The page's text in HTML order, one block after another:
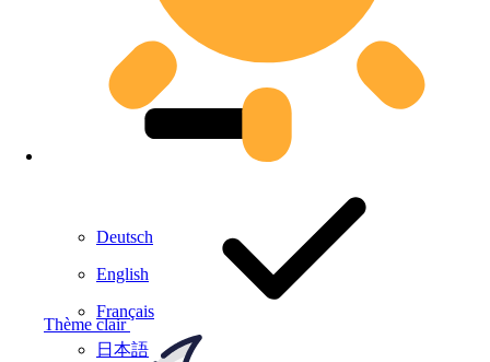
Thème clair
Deutsch
English
Français
日本語